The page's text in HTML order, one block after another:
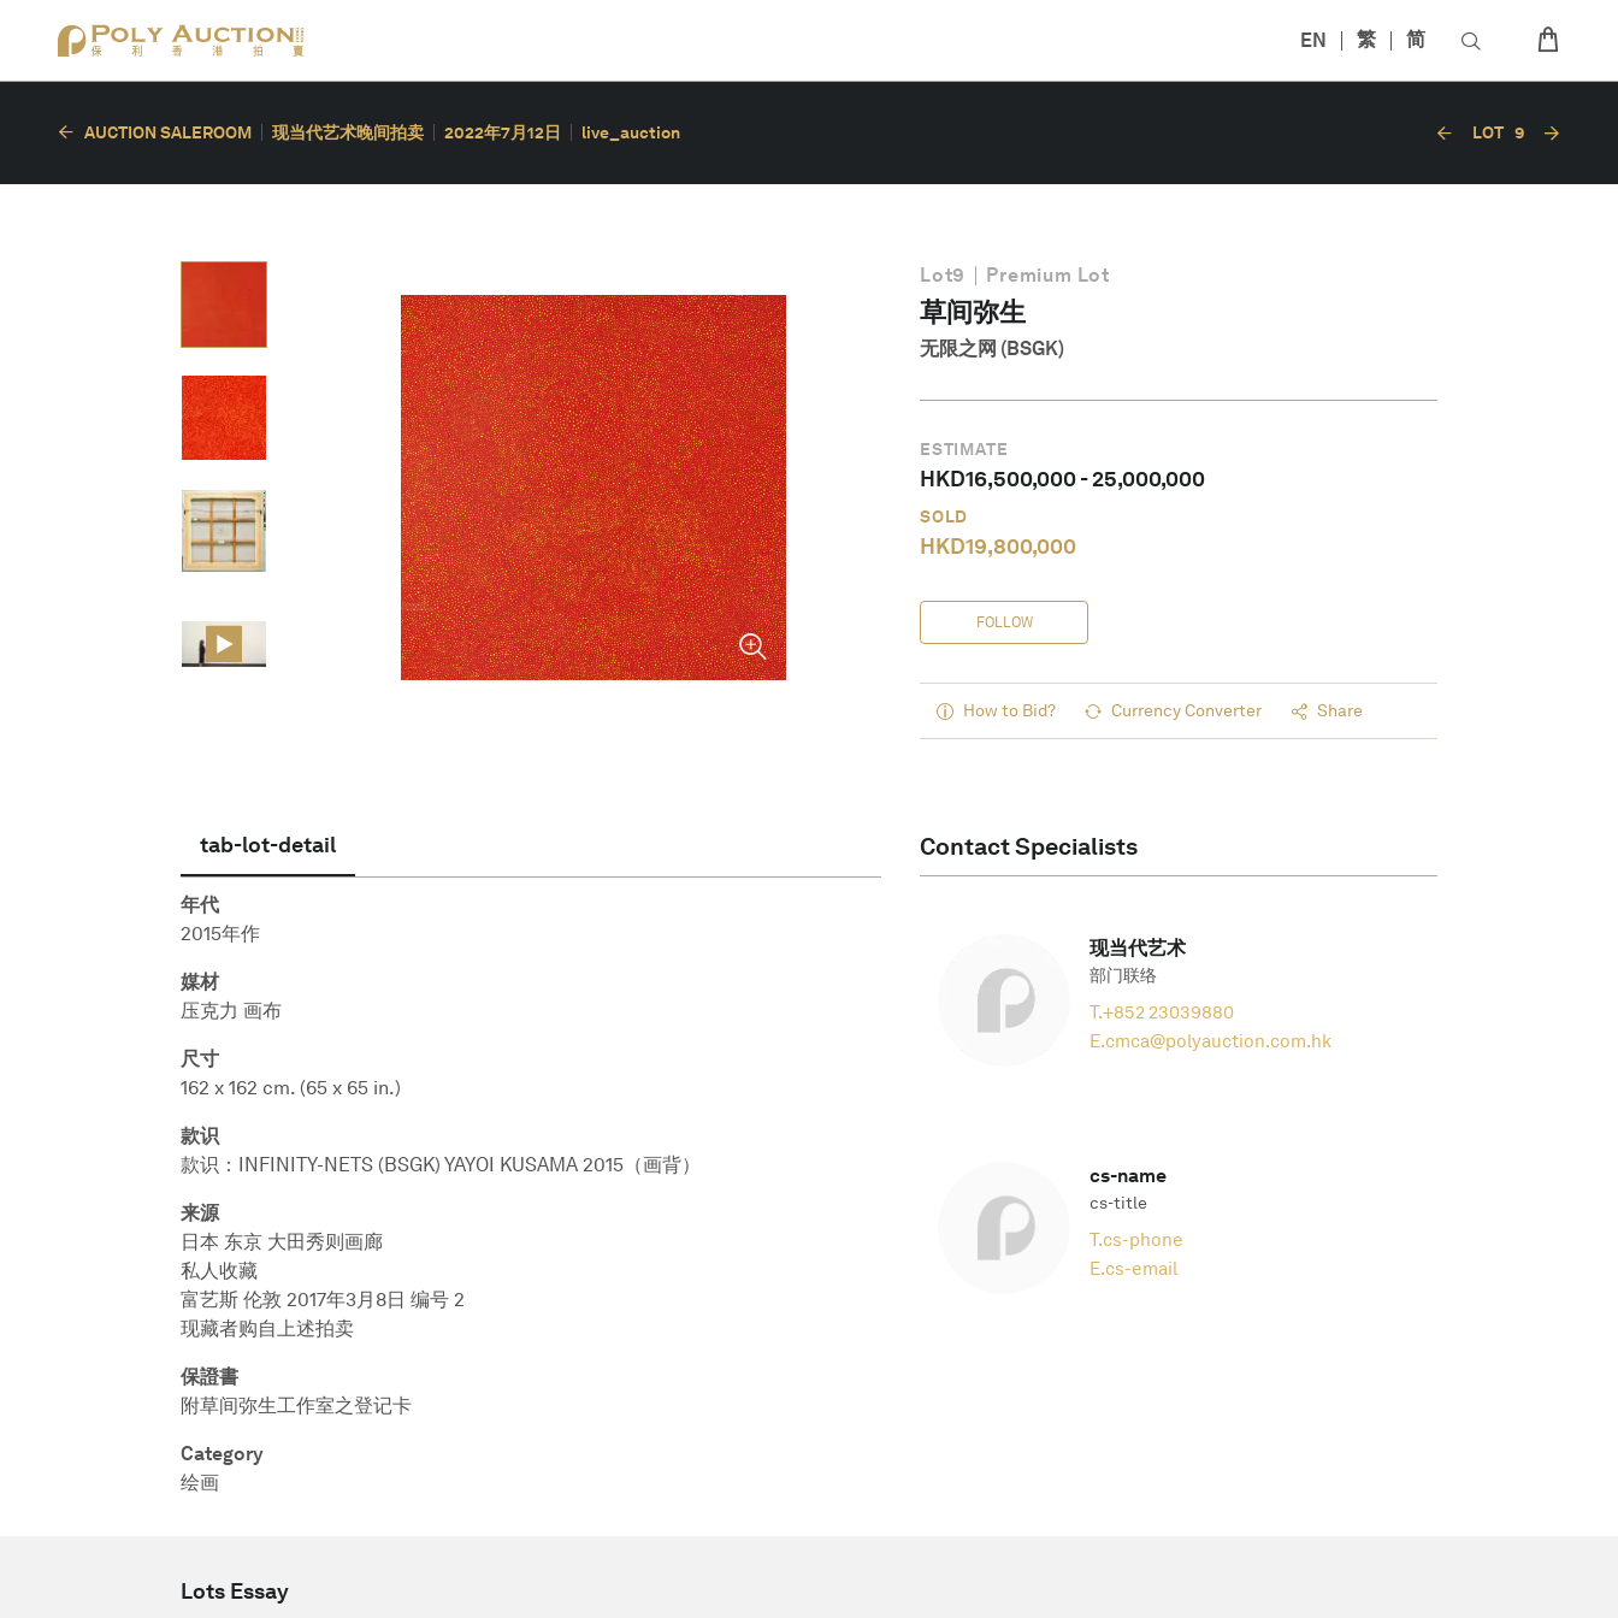
EN 繁 简
简体中文
AUCTION SALEROOM 现当代艺术晚间拍卖 2022年7月12日 live_auction LOT 9
Lot9 Premium Lot
草间弥生
无限之网 (BSGK)
ESTIMATE
HKD16,500,000-25,000,000
SOLD
HKD19,800,000
FOLLOW
How to Bid? Currency Converter Share
tab-lot-detail
年代
2015年作
媒材
压克力 画布
尺寸
162 x 162 cm. (65 x 65 in.)
款识
款识：INFINITY-NETS (BSGK) YAYOI KUSAMA 2015（画背）
来源
日本 东京 大田秀则画廊
私人收藏
富艺斯 伦敦 2017年3月8日 编号 2
现藏者购自上述拍卖
保證書
附草间弥生工作室之登记卡
Category
绘画
Contact Specialists
现当代艺术
部门联络
T.+852 23039880
E.cmca@polyauction.com.hk
cs-name
cs-title
T.cs-phone
E.cs-email
Lots Essay